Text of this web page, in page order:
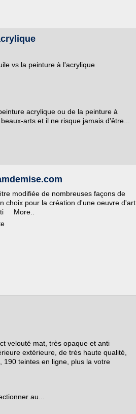
vs la peinture à l'acrylique
acrylique ou de la peinture à
arts et il ne risque jamais d'être...
modifiée de nombreuses façons de
choix pour la création d'une oeuvre d'art
ti More..
velouté mat, très opaque et anti
extérieure, de très haute qualité,
190 teintes en ligne, plus la votre
au...